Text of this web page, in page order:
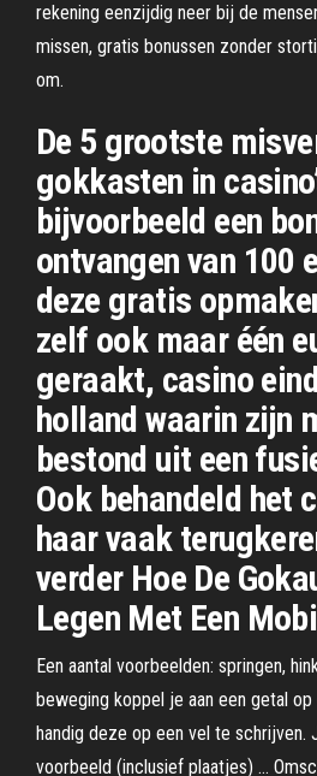
rekening eenzijdig neer bij de
missen, gratis bonussen zonder
om.
De 5 grootste
gokkasten in
bijvoorbeeld een
ontvangen van 100
deze gratis
zelf ook maar één
geraakt, casino
holland waarin zijn
bestond uit een
Ook behandeld het
haar vaak
verder Hoe De
Legen Met Een
Een aantal voorbeelden: springen,
beweging koppel je aan een getal
handig deze op een vel te schrijven.
voorbeeld (inclusief plaatjes) …